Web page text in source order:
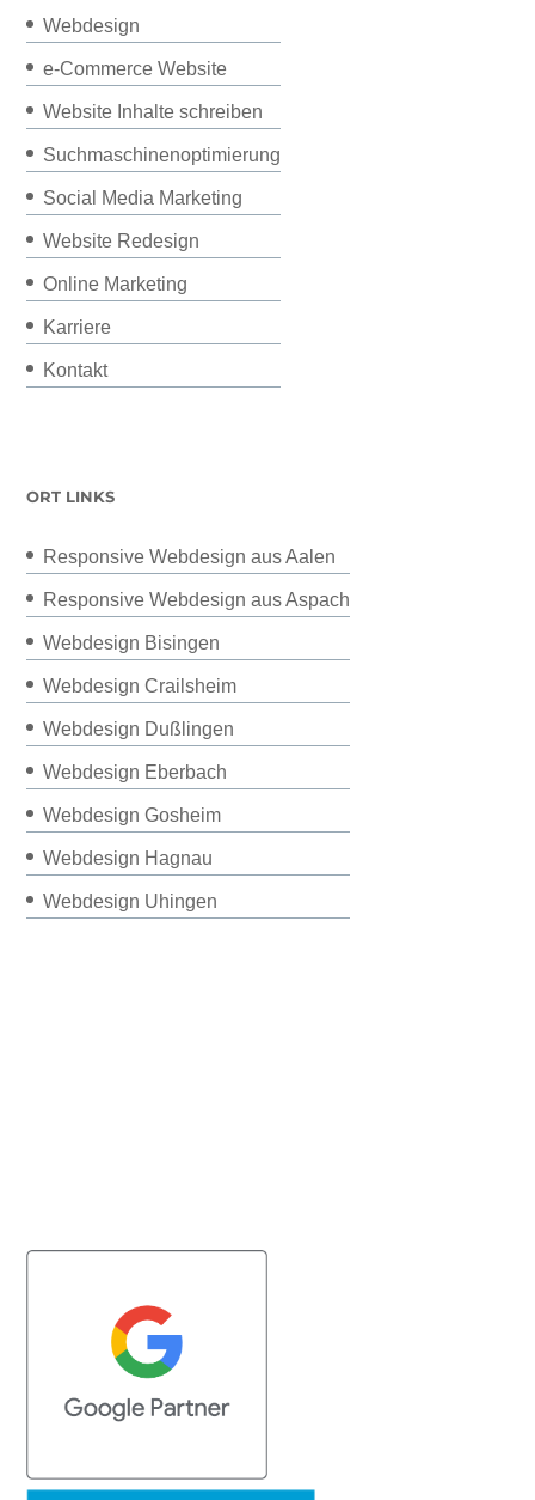
Webdesign
e-Commerce Website
Website Inhalte schreiben
Suchmaschinenoptimierung
Social Media Marketing
Website Redesign
Online Marketing
Karriere
Kontakt
ORT LINKS
Responsive Webdesign aus Aalen
Responsive Webdesign aus Aspach
Webdesign Bisingen
Webdesign Crailsheim
Webdesign Dußlingen
Webdesign Eberbach
Webdesign Gosheim
Webdesign Hagnau
Webdesign Uhingen